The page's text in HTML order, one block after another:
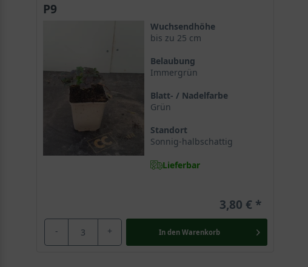
P9
Wuchsendhöhe
bis zu 25 cm
Belaubung
Immergrün
Blatt- / Nadelfarbe
Grün
Standort
Sonnig-halbschattig
Lieferbar
3,80 €
- + In den Warenkorb